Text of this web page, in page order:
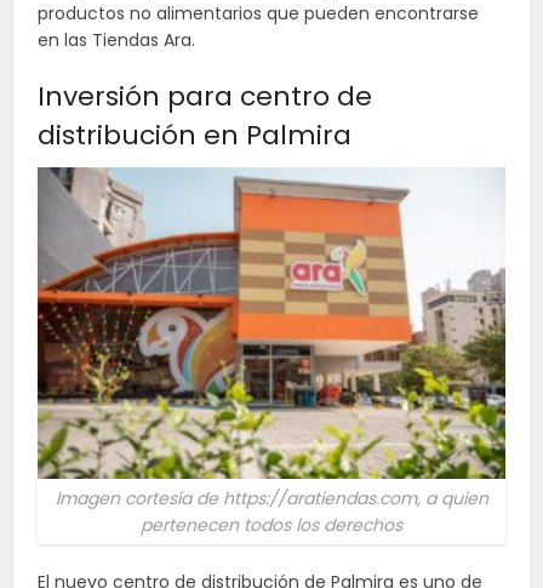
productos no alimentarios que pueden encontrarse
en las Tiendas Ara.
Inversión para centro de
distribución en Palmira
Imagen cortesía de https://aratiendas.com, a quien
pertenecen todos los derechos
El nuevo centro de distribución de Palmira es uno de